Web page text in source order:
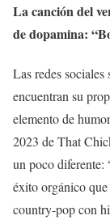
La canción del
de dopamina:
Las redes
encuentran su
elemento de
2023 de That
un poco diferente:
éxito orgánico
country-pop con